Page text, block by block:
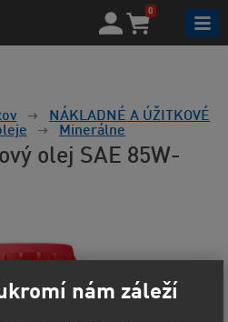
0
NÁKLADNÉ A ÚŽITKOVÉ
Minerálne
olej SAE 85W-
nám záleží